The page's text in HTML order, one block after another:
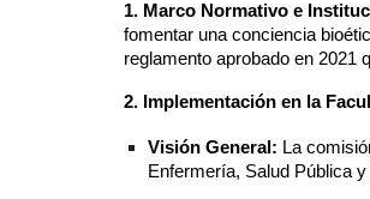
1. Marco Normativo e
fomentar una conciencia
reglamento aprobado en
2. Implementación en la
Visión General: La
Enfermería, Salud Pública